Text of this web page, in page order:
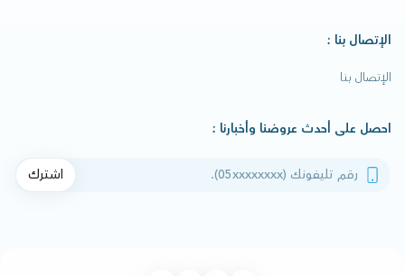
الإتصال بنا :
الإتصال بنا
احصل على أحدث عروضنا وأخبارنا :
رقم تليفونك
اشترك